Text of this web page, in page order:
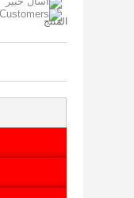
المنتج